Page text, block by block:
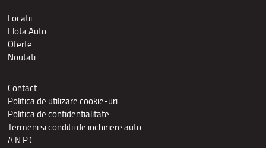
Locatii
Flota Auto
Oferte
Noutati
Contact
Politica de utilizare cookie-uri
Politica de confidentialitate
Termeni si conditii de inchiriere auto
A.N.P.C.